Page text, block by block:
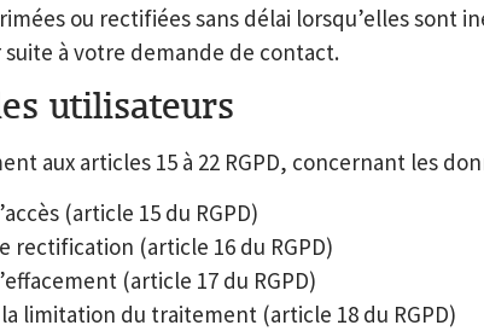
ou rectifiées sans délai lorsqu’elles sont
à votre demande de contact.
utilisateurs
aux articles 15 à 22 RGPD, concernant les
(article 15 du RGPD)
rectification (article 16 du RGPD)
(article 17 du RGPD)
limitation du traitement (article 18 du RGPD)